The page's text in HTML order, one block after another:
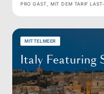
PRO GAST, MIT DEM TARIF
MITTELMEER
Italy Featuring